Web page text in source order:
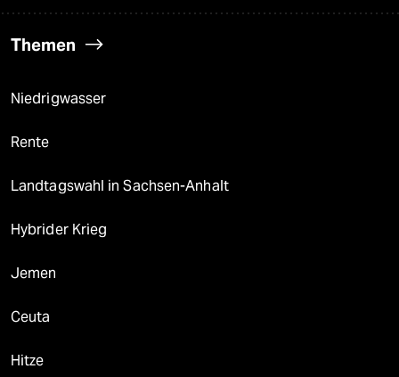
Themen
Niedrigwasser
Rente
Landtagswahl in Sachsen-Anhalt
Hybrider Krieg
Jemen
Ceuta
Hitze